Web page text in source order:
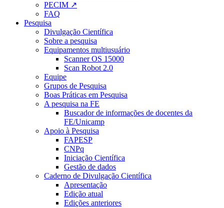
PECIM ↗
FAQ
Pesquisa
Divulgação Científica
Sobre a pesquisa
Equipamentos multiusuário
Scanner OS 15000
Scan Robot 2.0
Equipe
Grupos de Pesquisa
Boas Práticas em Pesquisa
A pesquisa na FE
Buscador de informações de docentes da
FE/Unicamp
Apoio à Pesquisa
FAPESP
CNPq
Iniciação Científica
Gestão de dados
Caderno de Divulgação Científica
Apresentação
Edição atual
Edições anteriores